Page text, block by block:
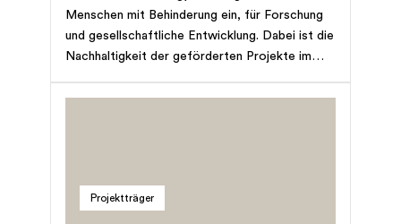
Menschen mit Behinderung ein, für Forschung
und gesellschaftliche Entwicklung. Dabei ist die
Nachhaltigkeit der geförderten Projekte im
*Die Angaben dieses Porträts stammen von
Projektträger